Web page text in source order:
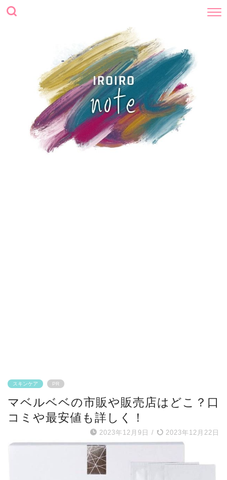
スキンケア PR
マベルベベの市販や販売店はどこ？口
コミや最安値も詳しく！
2023年12月9日 / 2023年12月22日